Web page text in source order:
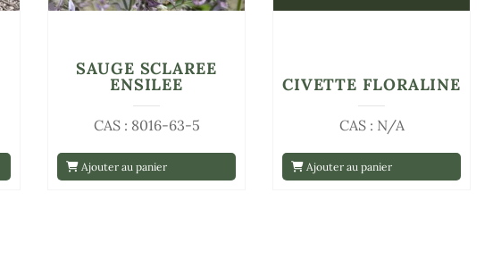
Ajouter au panier
CAS : 8016-63-5
SAUGE SCLAREE
ENSILEE
Ajouter au panier
CAS : N/A
CIVETTE FLORALINE